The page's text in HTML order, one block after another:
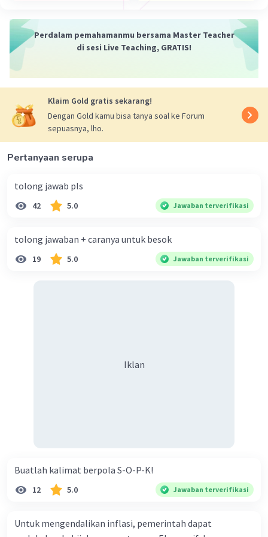
yang dikelompokkan dan dihitung berdasarkan
taraf trofi. Untuk menggambarkan piramida
dengan jumlah organisme dalam areal tertentu.
Beri Rating·0.0
Perdalam pemahamanmu bersama Master Teacher
di sesi Live Teaching, GRATIS!
Klaim Gold gratis sekarang!
Dengan Gold kamu bisa tanya soal ke Forum
sepuasnya, lho.
Pertanyaan serupa
tolong jawab pls
42 5.0 Jawaban terverifikasi
tolong jawaban + caranya untuk besok
19 5.0 Jawaban terverifikasi
Iklan
Buatlah kalimat berpola S-O-P-K!
12 5.0 Jawaban terverifikasi
Untuk mengendalikan inflasi, pemerintah dapat